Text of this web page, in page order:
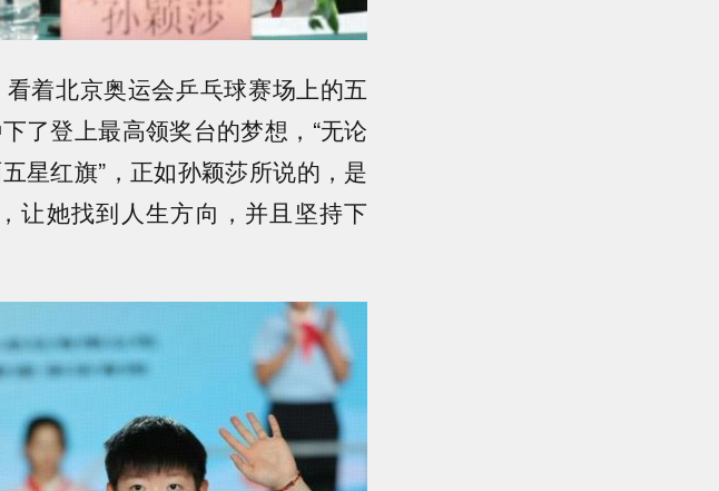
着北京奥运会乒乓球赛场上的五
了登上最高领奖台的梦想，“无论
星红旗”，正如孙颖莎所说的，是
让她找到人生方向，并且坚持下